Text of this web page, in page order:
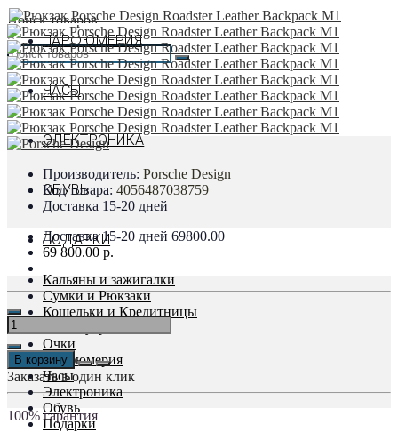
Поиск товаров
×
ПАРФЮМЕРИЯ
ЧАСЫ
ЭЛЕКТРОНИКА
ОБУВЬ
ПОДАРКИ
Кальяны и зажигалки
Сумки и Рюкзаки
Кошельки и Кредитницы
Очки
Парфюмерия
Часы
Электроника
Обувь
Подарки
Производитель: Porsche Design
Код товара: 4056487038759
Доставка 15-20 дней
Доставка 15-20 дней 69800.00
69 800.00 р.
В корзину
Заказать в один клик
100% гарантия